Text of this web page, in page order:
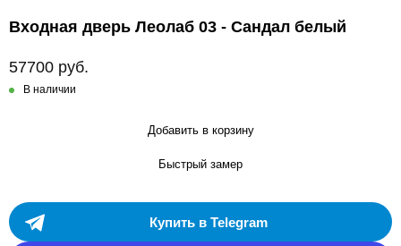
Входная дверь Леолаб 03 - Сандал белый
57700 руб.
В наличии
Добавить в корзину
Быстрый замер
Купить в Telegram